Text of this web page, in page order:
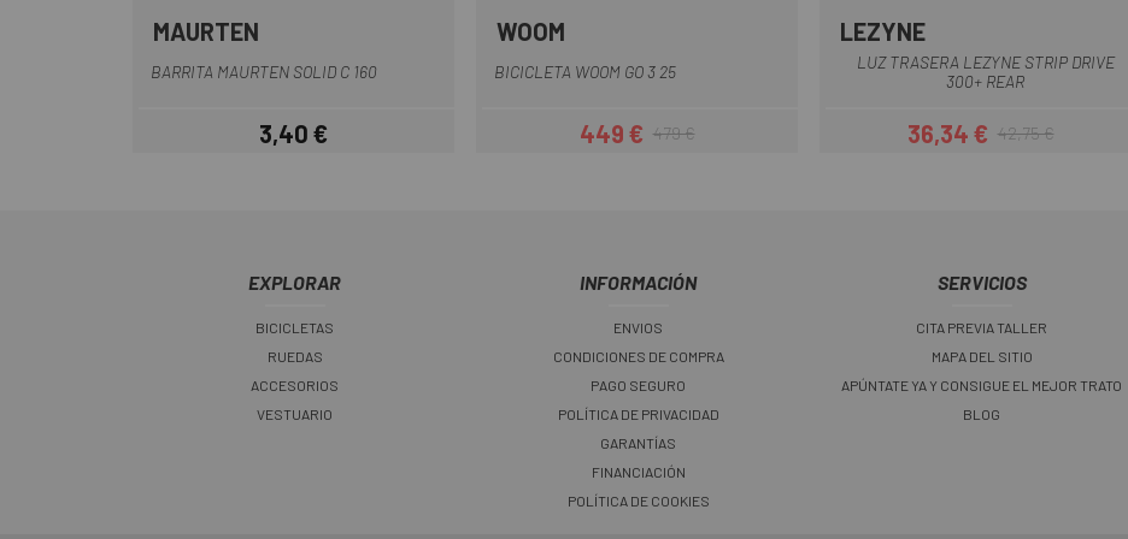
MAURTEN
BARRITA MAURTEN SOLID C 160
Precio
3,40 €
Amarillo
WOOM
BICICLETA WOOM GO 3 25
Precio
449 €Precio regular
479 €
LEZYNE
LUZ TRASERA LEZYNE STRIP DRIVE
300+ REAR
Precio
36,34 €Precio regular
42,75 €
EXPLORAR
BICICLETAS
RUEDAS
ACCESORIOS
VESTUARIO
INFORMACIÓN
ENVIOS
CONDICIONES DE COMPRA
PAGO SEGURO
POLÍTICA DE PRIVACIDAD
GARANTÍAS
FINANCIACIÓN
POLÍTICA DE COOKIES
SERVICIOS
CITA PREVIA TALLER
MAPA DEL SITIO
APÚNTATE YA Y CONSIGUE EL MEJOR TRATO
BLOG